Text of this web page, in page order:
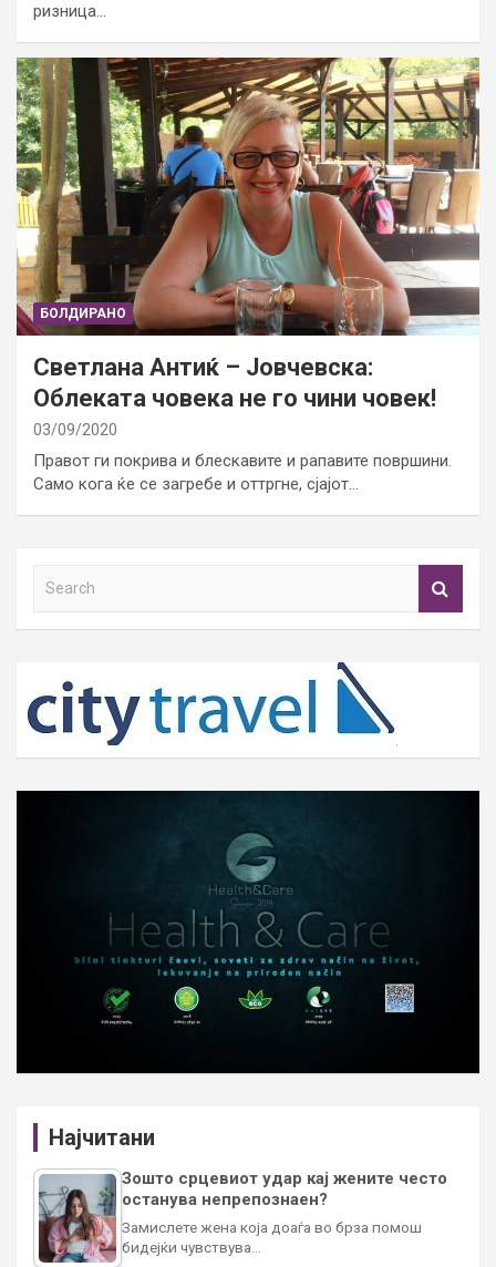
ризница…
БОЛДИРАНО
Светлана Антиќ – Јовчевска:
Облеката човека не го чини човек!
03/09/2020
Правот ги покрива и блескавите и рапавите површини.
Само кога ќе се загребе и оттргне, сјајот…
h
Најчитани
Зошто срцевиот удар кај жените често
останува непрепознаен?
Замислете жена која доаѓа во брза помош
бидејќи чувствува…